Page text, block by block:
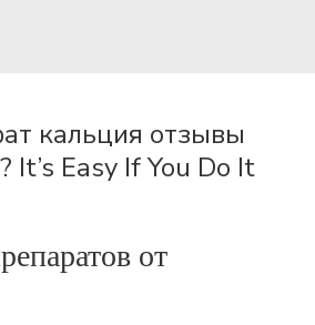
кальция отзывы
It’s Easy If You Do It
от